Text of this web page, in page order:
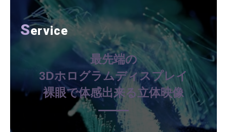
お問い合わせ
Service
最先端の
3Dホログラムディスプレイ
裸眼で体感出来る立体映像